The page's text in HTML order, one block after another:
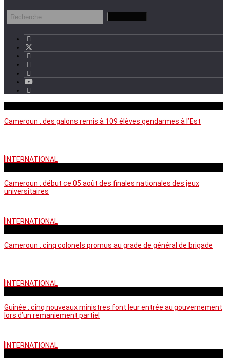
Cameroun : des galons remis à 109 élèves gendarmes à l’Est
INTERNATIONAL
Cameroun : début ce 05 août des finales nationales des jeux
universitaires
INTERNATIONAL
Cameroun : cinq colonels promus au grade de général de brigade
INTERNATIONAL
Guinée : cinq nouveaux ministres font leur entrée au gouvernement
lors d’un remaniement partiel
INTERNATIONAL